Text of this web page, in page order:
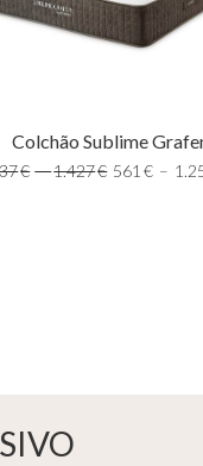
Colchão Sublime
€ –1.427€ 561 € –